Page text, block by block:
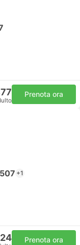
Prenota ora
+1
Prenota ora